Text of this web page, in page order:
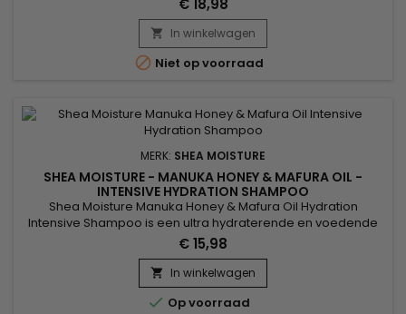
Shea Moisture Mask Manuka Honing & Mafura Olie, herstelt en
ontwart onmiddellijk.&nbsp; Het helpt de hydratatie te
versterken en tegelijkertijd beschadigd haar te...
 In winkelwagen
 Niet op voorraad
MERK: SHEA MOISTURE
SHEA MOISTURE - MANUKA HONEY & MAFURA OIL -
INTENSIVE HYDRATION SHAMPOO
Shea Moisture Manuka Honey & Mafura Oil Hydration
Intensive Shampoo is een ultra hydraterende en voedende
sulfaatvrije shampoo voor droog haar.&nbsp; Het versterkt,
geeft flexibiliteit en zachtheid. Geformuleerd met Baobab-,
Vijgen- en Mafura-oliën en Manuka-honing, Shea Moisture
Manuka-honing & Mafura-olie Hydratatie Intensieve
shampoo...
€ 15,98
 In winkelwagen
 Op voorraad